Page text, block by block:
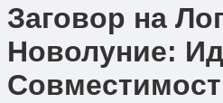
Заговор на
Новолуние: